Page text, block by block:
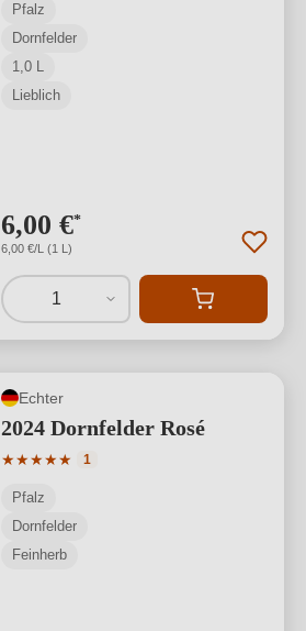
Pfalz
Dornfelder
1,0 L
Lieblich
6,00 €*
6,00 €/L (1 L)
1
Echter
2024 Dornfelder Rosé
★★★★★
Durchschnittliche Bewertung von 5
1
Pfalz
Dornfelder
Feinherb